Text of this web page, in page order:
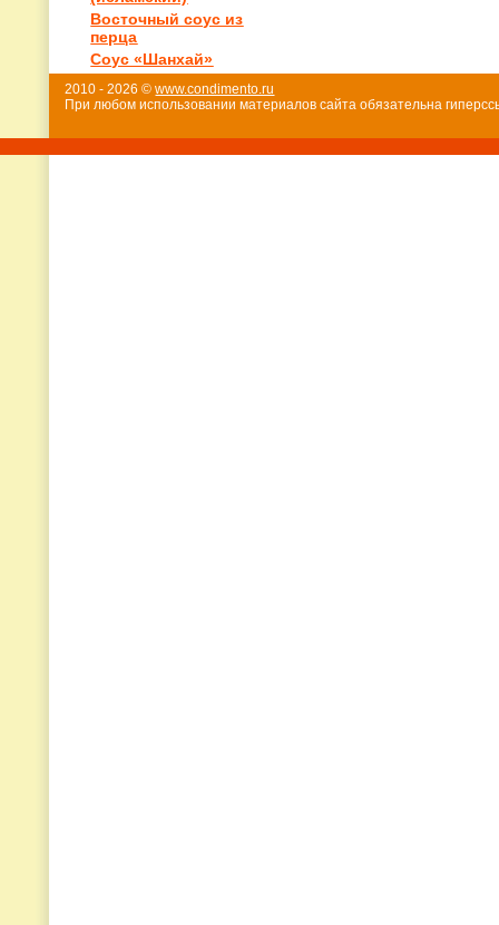
Восточный соус из
перца
Соус «Шанхай»
2010 - 2026 ©www.condimento.ru
При любом использовании материалов сайта обязательна